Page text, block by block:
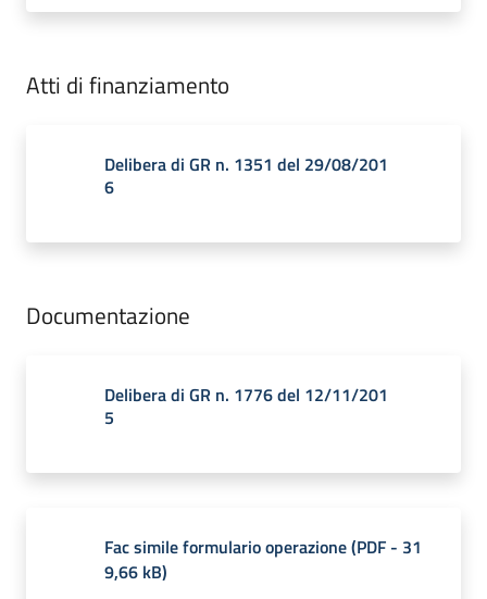
Atti di finanziamento
Delibera di GR n. 1351 del 29/08/201
6
Documentazione
Delibera di GR n. 1776 del 12/11/201
5
Fac simile formulario operazione(PDF - 31
9,66 kB)